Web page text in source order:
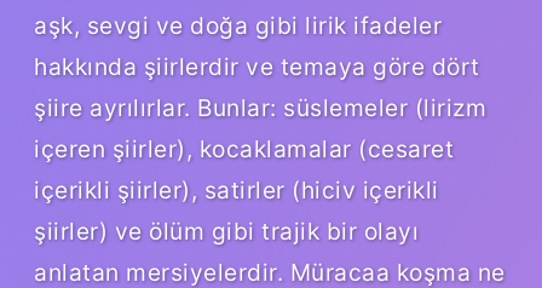
aşk, sevgi ve doğa gibi lirik ifadeler
hakkında şiirlerdir ve temaya göre dört
şiire ayrılırlar. Bunlar: süslemeler (lirizm
içeren şiirler), kocaklamalar (cesaret
içerikli şiirler), satirler (hiciv içerikli
şiirler) ve ölüm gibi trajik bir olayı
anlatan mersiyelerdir. Müracaa koşma ne